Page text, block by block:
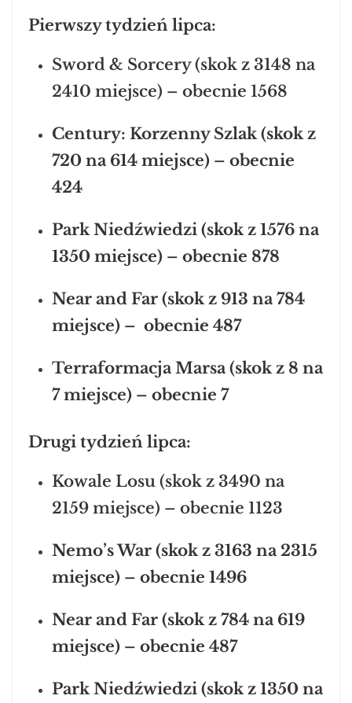
Pierwszy tydzień lipca:
Sword & Sorcery (skok z 3148 na
2410 miejsce) – obecnie 1568
Century: Korzenny Szlak (skok z
720 na 614 miejsce) – obecnie
424
Park Niedźwiedzi (skok z 1576 na
1350 miejsce) – obecnie 878
Near and Far (skok z 913 na 784
miejsce) – obecnie 487
Terraformacja Marsa (skok z 8 na
7 miejsce) – obecnie 7
Drugi tydzień lipca:
Kowale Losu (skok z 3490 na
2159 miejsce) – obecnie 1123
Nemo’s War (skok z 3163 na 2315
miejsce) – obecnie 1496
Near and Far (skok z 784 na 619
miejsce) – obecnie 487
Park Niedźwiedzi (skok z 1350 na